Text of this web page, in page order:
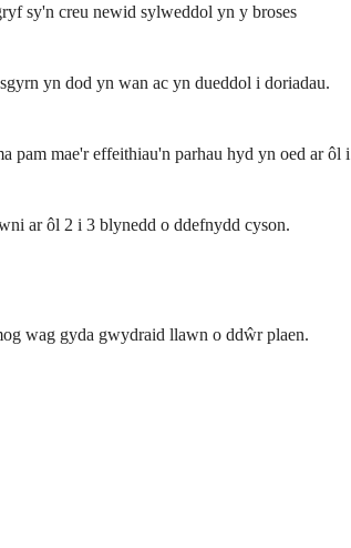
sy'n creu newid sylweddol yn y broses
yn dod yn wan ac yn dueddol i doriadau.
pam mae'r effeithiau'n parhau hyd yn oed ar ôl i
ar ôl 2 i 3 blynedd o ddefnydd cyson.
wag gyda gwydraid llawn o ddŵr plaen.